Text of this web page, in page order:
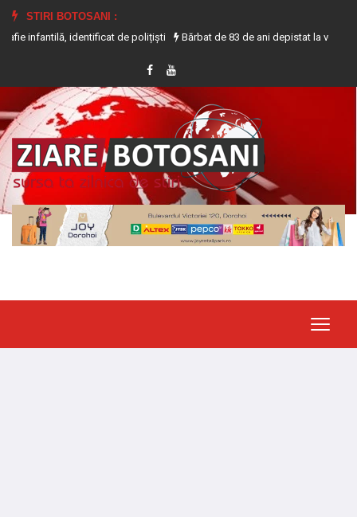
STIRI BOTOSANI :
identificat de polițiști
Bărbat de 83 de ani depistat la volanul unui